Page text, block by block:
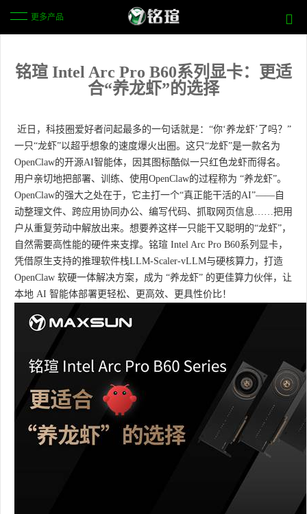
更多产品
铭瑄 Intel Arc Pro B60系列显卡：更适
合“养龙虾”的选择
近日，科技圈爱好者问起最多的一句话就是：“你‘养龙虾’了吗？”
一只“龙虾”以超乎想象的速度爆火出圈。这只“龙虾”是一款名为
OpenClaw的开源AI智能体，因其图标酷似一只红色龙虾而得名。
用户亲切地把部署、训练、使用OpenClaw的过程称为 “养龙虾”。
OpenClaw的强大之处在于，它主打一个“真正能干活的AI”——自
动整理文件、跨应用协同办公、编写代码、抓取网页信息……把用
户从重复劳动中解放出来。想要养这样一只能干又聪明的“龙虾”，
自然需要高性能的硬件来支撑。铭瑄 Intel Arc Pro B60系列显卡，
凭借原生支持的推理软件栈LLM-Scaler-vLLM与硬核算力，打造
OpenClaw 软硬一体解决方案，成为 “养龙虾” 的更佳算力伙伴，让
本地 AI 智能体部署更轻松、更高效、更具性价比！